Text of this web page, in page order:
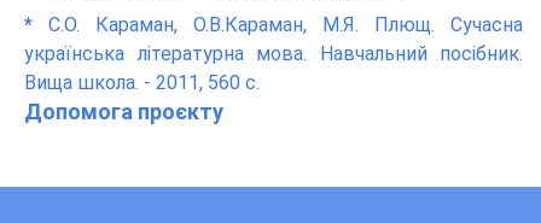
* С.О. Караман, О.В.Караман, М.Я. Плющ. Сучасна
українська літературна мова. Навчальний посібник.
Вища школа. - 2011, 560 с.
Допомога проєкту